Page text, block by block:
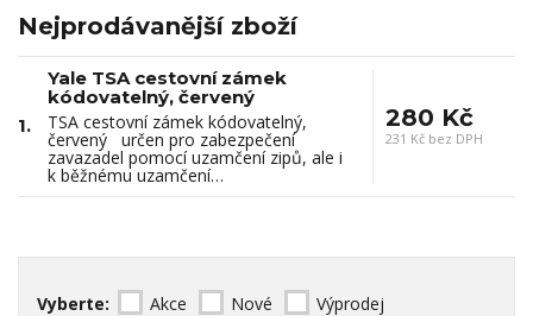
Nejprodávanější zboží
1.
Yale TSA cestovní zámek
kódovatelný, červený
TSA cestovní zámek kódovatelný,
červený určen pro zabezpečení
zavazadel pomocí uzamčení zipů, ale i
k běžnému uzamčení…
280 Kč
231 Kč bez DPH
Vyberte: Akce Nové Výprodej